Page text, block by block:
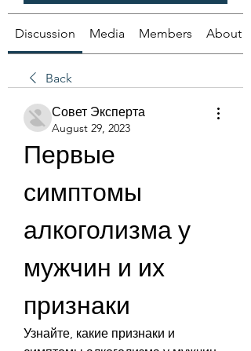
Discussion Media Members About
Back
Совет Эксперта
August 29, 2023
Первые
симптомы
алкоголизма у
мужчин и их
признаки
Узнайте, какие признаки и